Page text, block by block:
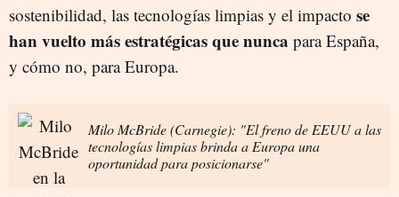
sostenibilidad, las tecnologías limpias y el impacto se
han vuelto más estratégicas que nunca para España,
y cómo no, para Europa.
Milo McBride (Carnegie): "El freno de EEUU a las
tecnologías limpias brinda a Europa una
oportunidad para posicionarse"